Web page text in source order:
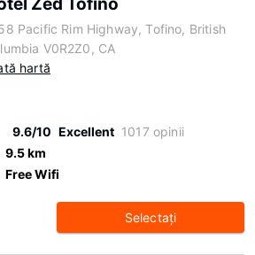
Pacific Rim Highway, Tofino, British
V0R2Z0, CA
hartă
9.6/10 Excellent 1017 opinii
9.5 km
Free Wifi
Selectaţi